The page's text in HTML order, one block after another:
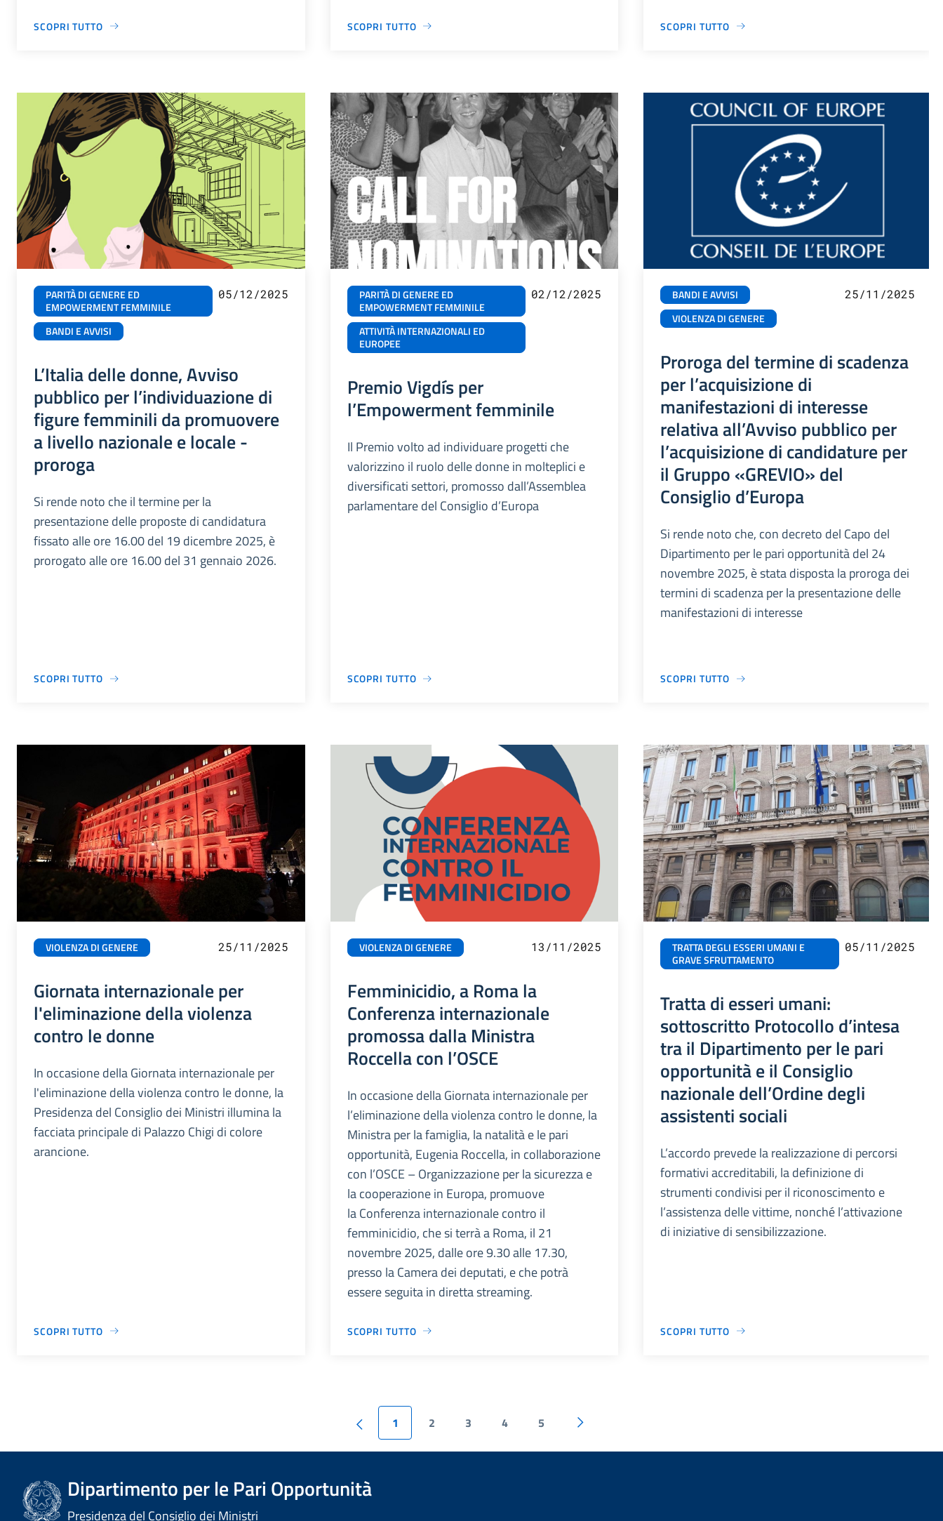
SCOPRI TUTTO SCOPRI TUTTO SCOPRI TUTTO
PARITÀ DI GENERE ED
EMPOWERMENT FEMMINILE
BANDI E AVVISI
05/12/2025
L’Italia delle donne, Avviso
pubblico per l’individuazione di
figure femminili da promuovere
a livello nazionale e locale -
proroga
Si rende noto che il termine per la
presentazione delle proposte di candidatura
fissato alle ore 16.00 del 19 dicembre 2025, è
prorogato alle ore 16.00 del 31 gennaio 2026.
SCOPRI TUTTO
PARITÀ DI GENERE ED
EMPOWERMENT FEMMINILE
ATTIVITÀ INTERNAZIONALI ED
EUROPEE
02/12/2025
Premio Vigdís per
l’Empowerment femminile
Il Premio volto ad individuare progetti che
valorizzino il ruolo delle donne in molteplici e
diversificati settori, promosso dall’Assemblea
parlamentare del Consiglio d’Europa
SCOPRI TUTTO
BANDI E AVVISI
VIOLENZA DI GENERE
25/11/2025
Proroga del termine di scadenza
per l’acquisizione di
manifestazioni di interesse
relativa all’Avviso pubblico per
l’acquisizione di candidature per
il Gruppo «GREVIO» del
Consiglio d’Europa
Si rende noto che, con decreto del Capo del
Dipartimento per le pari opportunità del 24
novembre 2025, è stata disposta la proroga dei
termini di scadenza per la presentazione delle
manifestazioni di interesse
SCOPRI TUTTO
VIOLENZA DI GENERE 25/11/2025
Giornata internazionale per
l'eliminazione della violenza
contro le donne
In occasione della Giornata internazionale per
l'eliminazione della violenza contro le donne, la
Presidenza del Consiglio dei Ministri illumina la
facciata principale di Palazzo Chigi di colore
arancione.
SCOPRI TUTTO
VIOLENZA DI GENERE 13/11/2025
Femminicidio, a Roma la
Conferenza internazionale
promossa dalla Ministra
Roccella con l’OSCE
In occasione della Giornata internazionale per
l’eliminazione della violenza contro le donne, la
Ministra per la famiglia, la natalità e le pari
opportunità, Eugenia Roccella, in collaborazione
con l’OSCE – Organizzazione per la sicurezza e
la cooperazione in Europa, promuove
la Conferenza internazionale contro il
femminicidio, che si terrà a Roma, il 21
novembre 2025, dalle ore 9.30 alle 17.30,
presso la Camera dei deputati, e che potrà
essere seguita in diretta streaming.
SCOPRI TUTTO
TRATTA DEGLI ESSERI UMANI E
GRAVE SFRUTTAMENTO
05/11/2025
Tratta di esseri umani:
sottoscritto Protocollo d’intesa
tra il Dipartimento per le pari
opportunità e il Consiglio
nazionale dell’Ordine degli
assistenti sociali
L’accordo prevede la realizzazione di percorsi
formativi accreditabili, la definizione di
strumenti condivisi per il riconoscimento e
l’assistenza delle vittime, nonché l’attivazione
di iniziative di sensibilizzazione.
SCOPRI TUTTO
1 2 3 4 5
Dipartimento per le Pari Opportunità
Presidenza del Consiglio dei Ministri